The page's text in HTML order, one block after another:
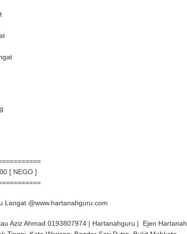
[ NEGO ]
Langat @www.hartanahguru.com
Aziz Ahmad 0193807974 | Hartanahguru | Ejen Hartanah